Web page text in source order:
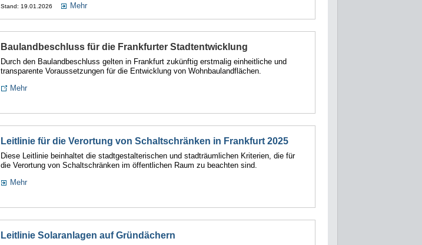
Stand: 19.01.2026 Mehr
Baulandbeschluss für die Frankfurter Stadtentwicklung
Durch den Baulandbeschluss gelten in Frankfurt zukünftig erstmalig einheitliche und
transparente Voraussetzungen für die Entwicklung von Wohnbaulandflächen.
Mehr
Leitlinie für die Verortung von Schaltschränken in Frankfurt 2025
Diese Leitlinie beinhaltet die stadtgestalterischen und stadträumlichen Kriterien, die für
die Verortung von Schaltschränken im öffentlichen Raum zu beachten sind.
Mehr
Leitlinie Solaranlagen auf Gründächern